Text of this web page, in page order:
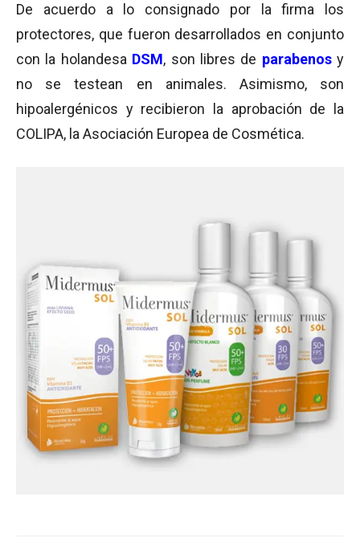
De acuerdo a lo consignado por la firma los
protectores, que fueron desarrollados en conjunto
con la holandesa DSM, son libres de parabenosy
no se testean en animales. Asimismo, son
hipoalergénicos y recibieron la aprobación de la
COLIPA, la Asociación Europea de Cosmética.